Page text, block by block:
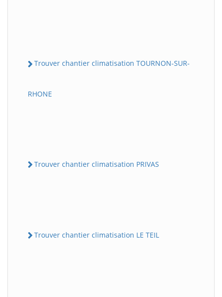
Trouver chantier climatisation TOURNON-SUR-
RHONE
Trouver chantier climatisation PRIVAS
Trouver chantier climatisation LE TEIL